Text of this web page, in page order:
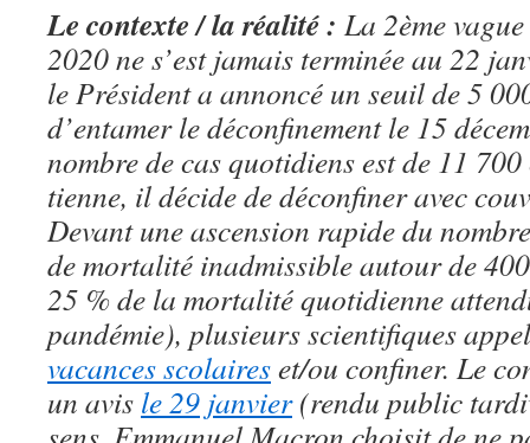
Le contexte / la réalité : La 2ème
2020 ne s’est jamais terminée au 22
le Président a annoncé un seuil de 5
d’entamer le déconfinement le 15
nombre de cas quotidiens est de 11
tienne, il décide de déconfiner avec
Devant une ascension rapide du
de mortalité inadmissible autour de
25 % de la mortalité quotidienne
pandémie), plusieurs scientifiques
vacances scolaireset/ou confiner. Le
un avis le 29 janvier(rendu public